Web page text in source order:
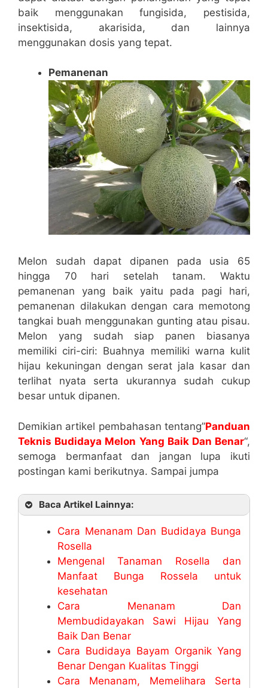
baik menggunakan fungisida, pestisida,
insektisida, akarisida, dan lainnya
menggunakan dosis yang tepat.
Pemanenan
Melon sudah dapat dipanen pada usia 65
hingga 70 hari setelah tanam. Waktu
pemanenan yang baik yaitu pada pagi hari,
pemanenan dilakukan dengan cara memotong
tangkai buah menggunakan gunting atau pisau.
Melon yang sudah siap panen biasanya
memiliki ciri-ciri: Buahnya memiliki warna kulit
hijau kekuningan dengan serat jala kasar dan
terlihat nyata serta ukurannya sudah cukup
besar untuk dipanen.
Demikian artikel pembahasan tentang”Panduan
Teknis Budidaya Melon Yang Baik Dan Benar“,
semoga bermanfaat dan jangan lupa ikuti
postingan kami berikutnya. Sampai jumpa
Baca Artikel Lainnya:
Cara Menanam Dan Budidaya Bunga
Rosella
Mengenal Tanaman Rosella dan
Manfaat Bunga Rossela untuk
kesehatan
Cara Menanam Dan
Membudidayakan Sawi Hijau Yang
Baik Dan Benar
Cara Budidaya Bayam Organik Yang
Benar Dengan Kualitas Tinggi
Cara Menanam, Memelihara Serta